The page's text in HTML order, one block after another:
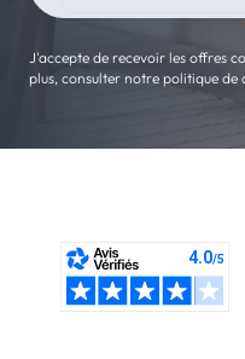
J'accepte de recevoir les offres
plus, consulter notre politique